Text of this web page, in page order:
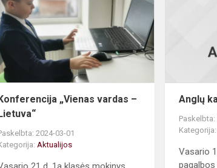
–
Konferencija „Vienas vardas –
Lietuva“
2024-03-01
Aktualijos
Anglų
Paskelbta:
Vasario